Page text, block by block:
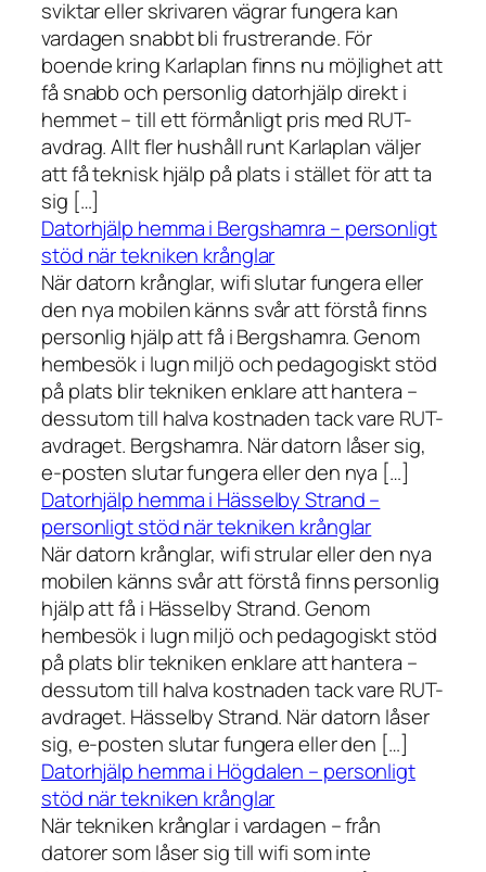
sviktar eller skrivaren vägrar fungera kan
vardagen snabbt bli frustrerande. För
boende kring Karlaplan finns nu möjlighet att
få snabb och personlig datorhjälp direkt i
hemmet – till ett förmånligt pris med RUT-
avdrag. Allt fler hushåll runt Karlaplan väljer
att få teknisk hjälp på plats i stället för att ta
sig […]
Datorhjälp hemma i Bergshamra – personligt
stöd när tekniken krånglar
När datorn krånglar, wifi slutar fungera eller
den nya mobilen känns svår att förstå finns
personlig hjälp att få i Bergshamra. Genom
hembesök i lugn miljö och pedagogiskt stöd
på plats blir tekniken enklare att hantera –
dessutom till halva kostnaden tack vare RUT-
avdraget. Bergshamra. När datorn låser sig,
e-posten slutar fungera eller den nya […]
Datorhjälp hemma i Hässelby Strand –
personligt stöd när tekniken krånglar
När datorn krånglar, wifi strular eller den nya
mobilen känns svår att förstå finns personlig
hjälp att få i Hässelby Strand. Genom
hembesök i lugn miljö och pedagogiskt stöd
på plats blir tekniken enklare att hantera –
dessutom till halva kostnaden tack vare RUT-
avdraget. Hässelby Strand. När datorn låser
sig, e-posten slutar fungera eller den […]
Datorhjälp hemma i Högdalen – personligt
stöd när tekniken krånglar
När tekniken krånglar i vardagen – från
datorer som låser sig till wifi som inte